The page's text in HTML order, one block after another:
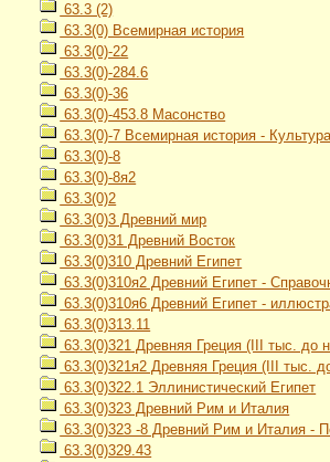
63.3 (2)
63.3(0) Всемирная история
63.3(0)-22
63.3(0)-284.6
63.3(0)-36
63.3(0)-453.8 Масонство
63.3(0)-7 Всемирная история -
63.3(0)-8
63.3(0)-8я2
63.3(0)2
63.3(0)3 Древний мир
63.3(0)31 Древний Восток
63.3(0)310 Древний Египет
63.3(0)310я2 Древний Египет -
63.3(0)310я6 Древний Египет -
63.3(0)313.11
63.3(0)321 Древняя Греция (III тыс. до
63.3(0)321я2 Древняя Греция (III тыс.
63.3(0)322.1 Эллинистический Египет
63.3(0)323 Древний Рим и Италия
63.3(0)323 -8 Древний Рим и Италия -
63.3(0)329.43